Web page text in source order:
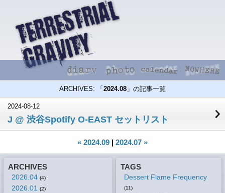
ARCHIVES: 「2024.08 」の記事一覧
2024-08-12
J @ 渋谷Spotify O-EAST セットリスト
« 2024.09 | 2024.07 »
ARCHIVES
2026.04 (4)
2026.01 (2)
TAGS
Dessert Flame Frequency
(11)